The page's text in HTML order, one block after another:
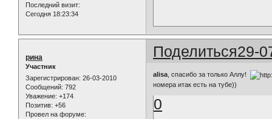
Последний визит:
Сегодня 18:23:34
Поделиться29-
рина
Участник
Зарегистрирован: 26-03-2010
Сообщений: 792
Уважение: +174
Позитив: +56
Провел на форуме:
alisa , спасибо за только Аллу!
номера итак есть на тубе))
0